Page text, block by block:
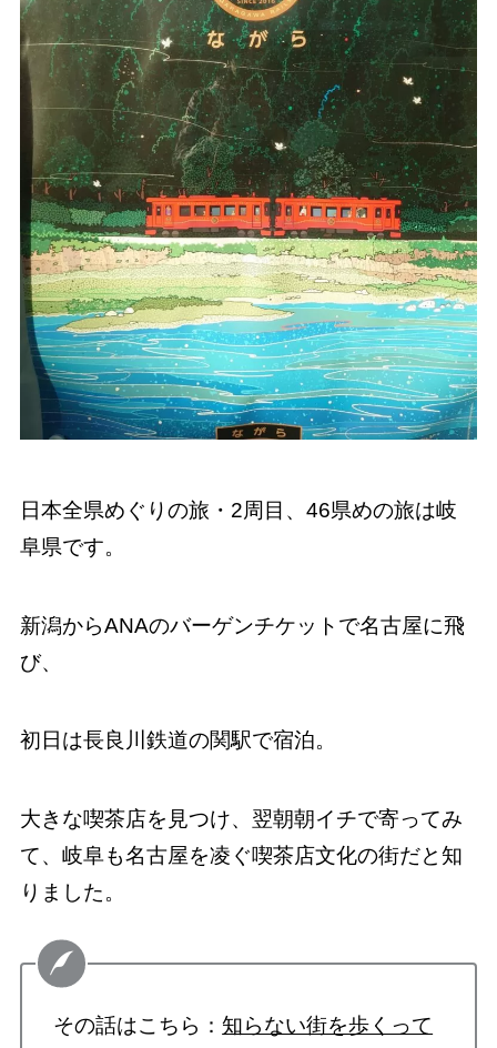
日本全県めぐりの旅・2周目、46県めの旅は岐
阜県です。
新潟からANAのバーゲンチケットで名古屋に飛
び、
初日は長良川鉄道の関駅で宿泊。
大きな喫茶店を見つけ、翌朝朝イチで寄ってみ
て、岐阜も名古屋を凌ぐ喫茶店文化の街だと知
りました。
その話はこちら：知らない街を歩くって